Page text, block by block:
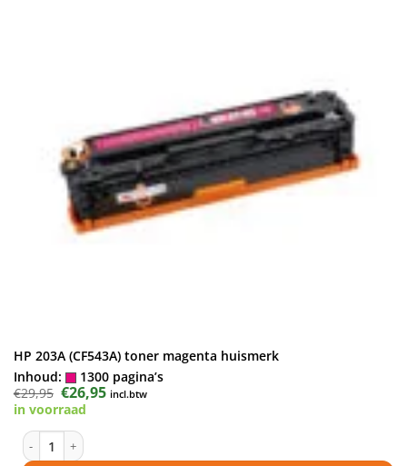
HP 203A (CF543A) toner magenta huismerk
Inhoud:
1300 pagina’s
€29,95 Oorspronkelijke
prijs
was:
€26,95Huidige
prijs
incl.btw
in voorraad
HP 203A (CF543A) toner magenta huismerk aantal